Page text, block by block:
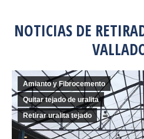
NOTICIAS DE
Amianto y Fibrocemento
Quitar tejado de uralita
Retirar uralita tejado